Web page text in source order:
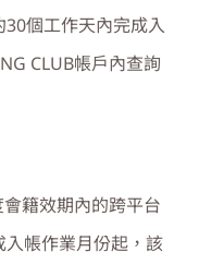
30個工作天內完成入
CLUB帳戶內查詢
籍效期內的跨平台
帳作業月份起，該